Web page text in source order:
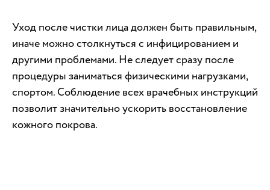
Уход после чистки лица должен быть правильным,
иначе можно столкнуться с инфицированием и
другими проблемами. Не следует сразу после
процедуры заниматься физическими нагрузками,
спортом. Соблюдение всех врачебных инструкций
позволит значительно ускорить восстановление
кожного покрова.